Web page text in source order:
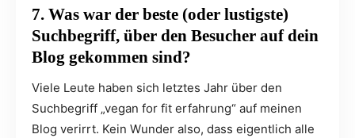
7. Was war der beste (oder lustigste)
Suchbegriff, über den Besucher auf dein
Blog gekommen sind?
Viele Leute haben sich letztes Jahr über den
Suchbegriff „vegan for fit erfahrung“ auf meinen
Blog verirrt. Kein Wunder also, dass eigentlich alle